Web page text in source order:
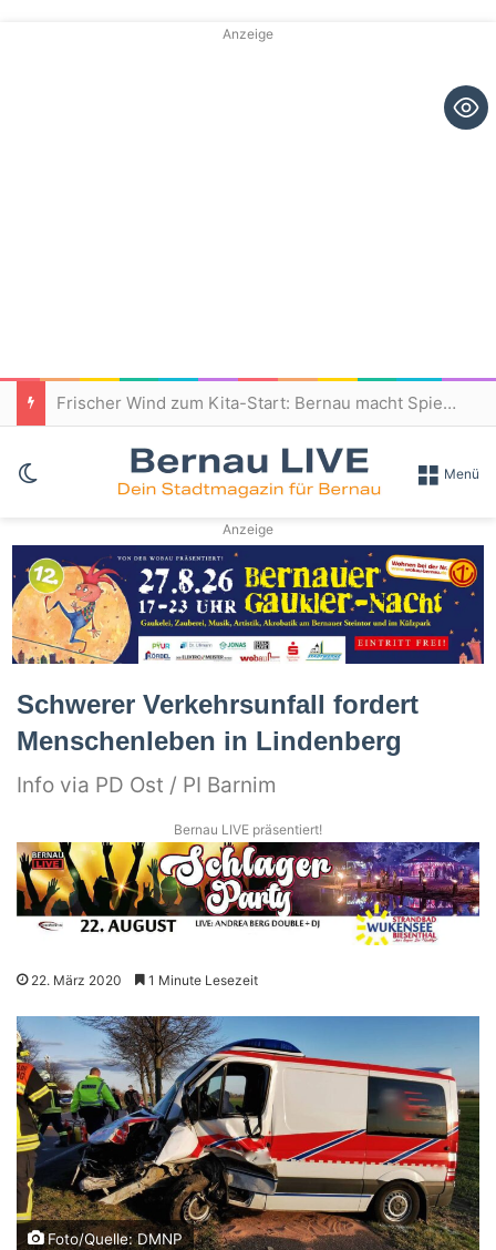
Anzeige
Frischer Wind zum Kita-Start: Bernau macht Spielplätze fit für den Nachwuchs
Skin umschalten Menü
Anzeige
Schwerer Verkehrsunfall fordert
Menschenleben in Lindenberg
Info via PD Ost / PI Barnim
Bernau LIVE präsentiert!
22. März 2020 1 Minute Lesezeit
Foto/Quelle: DMNP